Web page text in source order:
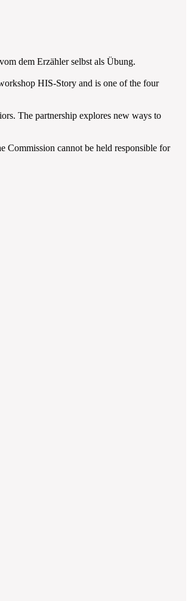
dem Erzähler selbst als Übung.
HIS-Story and is one of the four
The partnership explores new ways to
Commission cannot be held responsible for